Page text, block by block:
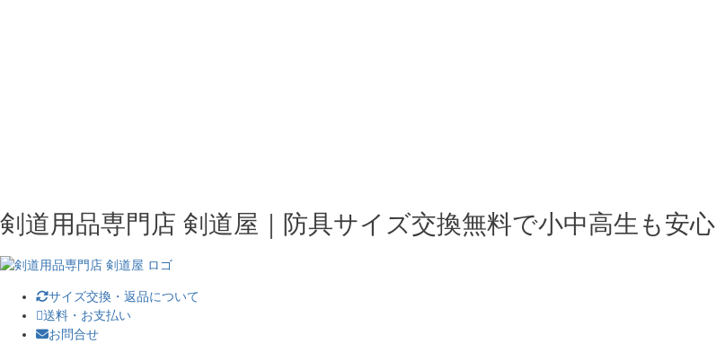
剣道用品専門店 剣道屋｜防具サイズ交換無料で小中高生も安心
サイズ交換・返品について
送料・お支払い
お問合せ